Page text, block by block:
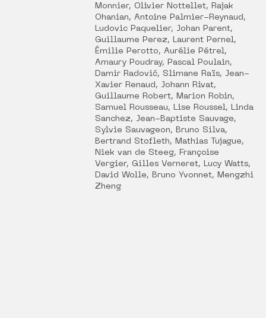
Monnier, Olivier Nottellet, Rajak
Ohanian, Antoine Palmier-Reynaud,
Ludovic Paquelier, Johan Parent,
Guillaume Perez, Laurent Pernel,
Émilie Perotto, Aurélie Pétrel,
Amaury Poudray, Pascal Poulain,
Damir Radović, Slimane Raïs, Jean-
Xavier Renaud, Johann Rivat,
Guillaume Robert, Marion Robin,
Samuel Rousseau, Lise Roussel, Linda
Sanchez, Jean-Baptiste Sauvage,
Sylvie Sauvageon, Bruno Silva,
Bertrand Stofleth, Mathias Tujague,
Niek van de Steeg, Françoise
Vergier, Gilles Verneret, Lucy Watts,
David Wolle, Bruno Yvonnet, Mengzhi
Zheng